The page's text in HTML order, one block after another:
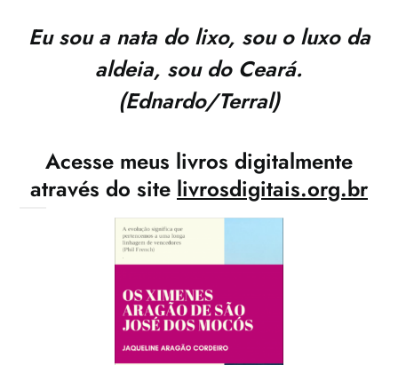
Eu sou a nata do lixo, sou o luxo da
aldeia, sou do Ceará.
(Ednardo/Terral)
Acesse meus livros digitalmente
através do site livrosdigitais.org.br